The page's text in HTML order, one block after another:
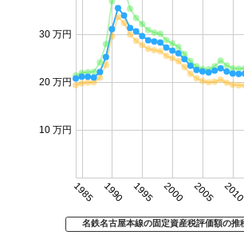
1985 1990 1995 2000 2005 2010
10 万円
20 万円
30 万円
名鉄名古屋本線の固定資産税評価額の推